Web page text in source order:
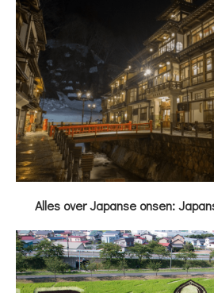
Alles over Japanse onsen: